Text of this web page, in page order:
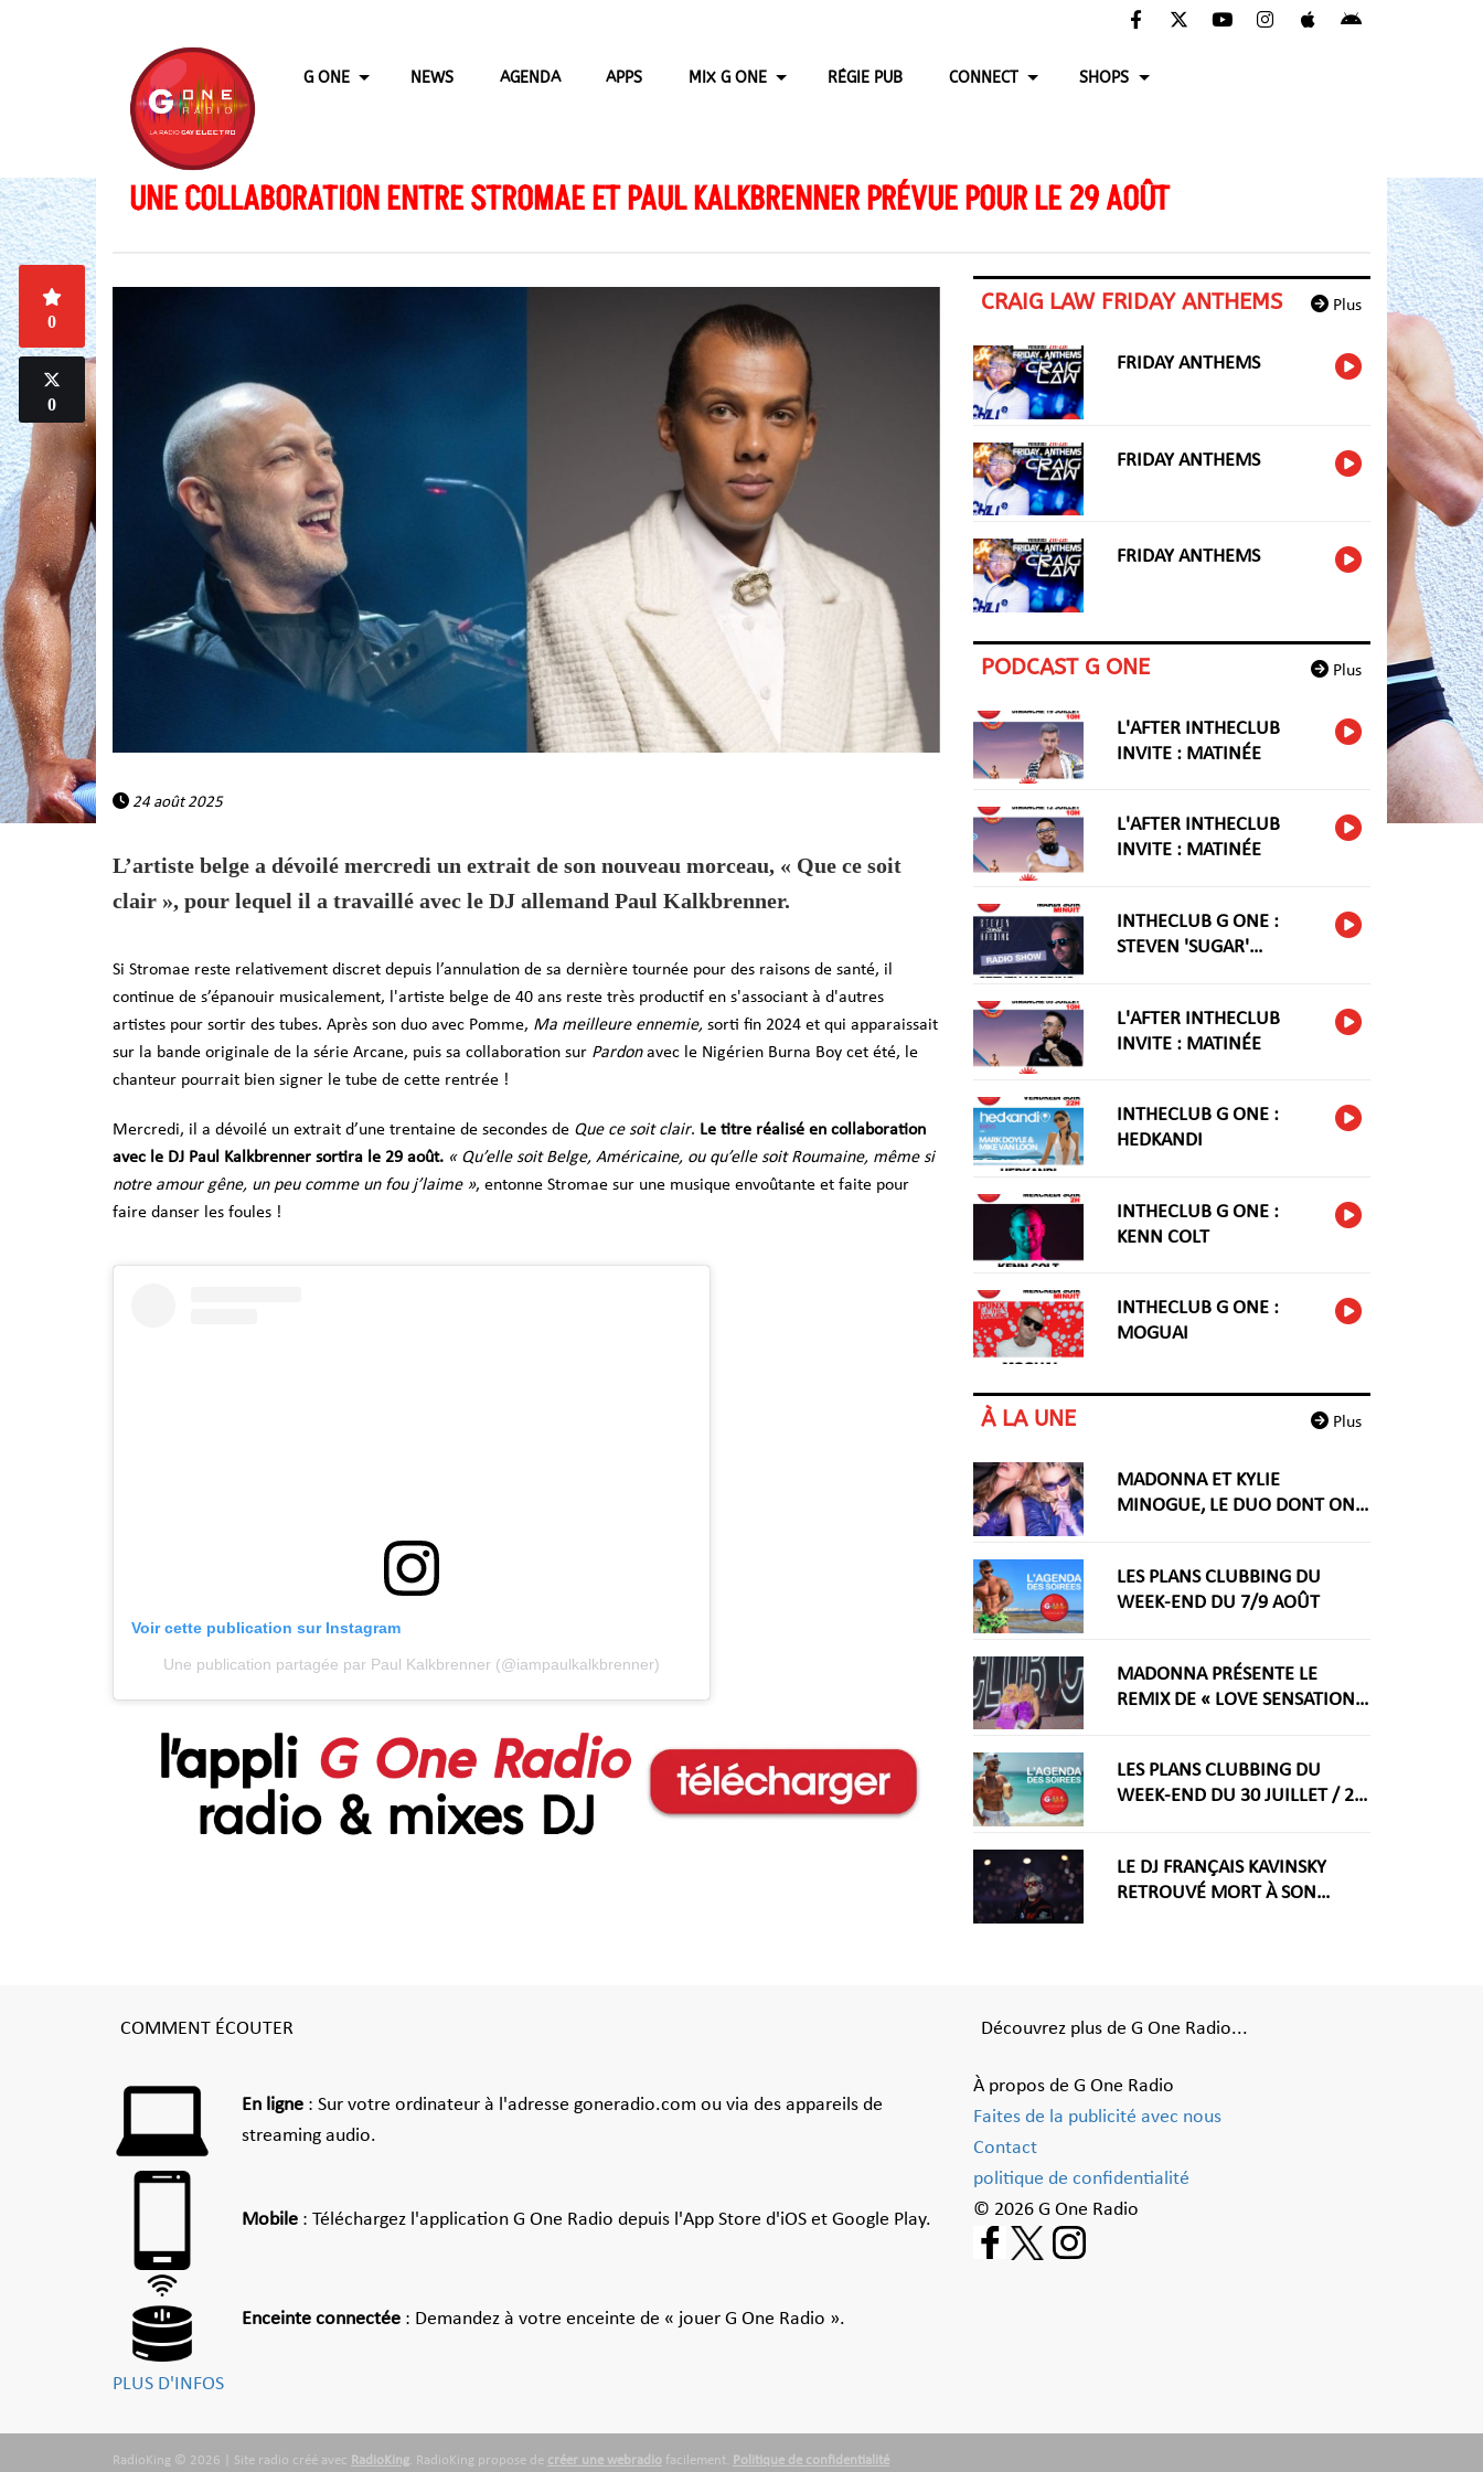
G ONE NEWS AGENDA APPS MIX G ONE RÉGIE PUB CONNECT SHOPS
UNE COLLABORATION ENTRE STROMAE ET PAUL KALKBRENNER PRÉVUE POUR LE 29 AOÛT
0
0
24 août 2025
L’artiste belge a dévoilé mercredi un extrait de son nouveau morceau, « Que ce soit
clair », pour lequel il a travaillé avec le DJ allemand Paul Kalkbrenner.
Si Stromae reste relativement discret depuis l’annulation de sa dernière tournée pour des raisons de santé, il
continue de s’épanouir musicalement, l'artiste belge de 40 ans reste très productif en s'associant à d'autres
artistes pour sortir des tubes. Après son duo avec Pomme, Ma meilleure ennemie, sorti fin 2024 et qui apparaissait
sur la bande originale de la série Arcane, puis sa collaboration sur Pardonavec le Nigérien Burna Boy cet été, le
chanteur pourrait bien signer le tube de cette rentrée !
Mercredi, il a dévoilé un extrait d’une trentaine de secondes de Que ce soit clair. Le titre réalisé en collaboration
avec le DJ Paul Kalkbrenner sortira le 29 août. « Qu’elle soit Belge, Américaine, ou qu’elle soit Roumaine, même si
notre amour gêne, un peu comme un fou j’laime », entonne Stromae sur une musique envoûtante et faite pour
faire danser les foules !
Voir cette publication sur Instagram
Une publication partagée par Paul Kalkbrenner (@iampaulkalkbrenner)
Plus
CRAIG LAW FRIDAY ANTHEMS
FRIDAY ANTHEMS
FRIDAY ANTHEMS
FRIDAY ANTHEMS
Plus
PODCAST G ONE
L'AFTER INTHECLUB
INVITE : MATINÉE
L'AFTER INTHECLUB
INVITE : MATINÉE
INTHECLUB G ONE :
STEVEN 'SUGAR'
L'AFTER INTHECLUB
INVITE : MATINÉE
INTHECLUB G ONE :
HEDKANDI
INTHECLUB G ONE :
KENN COLT
INTHECLUB G ONE :
MOGUAI
Plus
À LA UNE
MADONNA ET KYLIE
MINOGUE, LE DUO DONT ON
LES PLANS CLUBBING DU
WEEK-END DU 7/9 AOÛT
MADONNA PRÉSENTE LE
REMIX DE « LOVE SENSATION »
2026
LES PLANS CLUBBING DU
WEEK-END DU 30 JUILLET / 2
LE DJ FRANÇAIS KAVINSKY
RETROUVÉ MORT À SON
COMMENT ÉCOUTER
En ligne : Sur votre ordinateur à l'adresse goneradio.com ou via des appareils de
streaming audio.
Mobile : Téléchargez l'application G One Radio depuis l'App Store d'iOS et Google Play.
Enceinte connectée : Demandez à votre enceinte de « jouer G One Radio ».
PLUS D'INFOS
Découvrez plus de G One Radio...
À propos de G One Radio
Faites de la publicité avec nous
Contact
politique de confidentialité
© 2026 G One Radio
RadioKing © 2026 | Site radio créé avec RadioKing. RadioKing propose de créer une webradio facilement. Politique de confidentialité